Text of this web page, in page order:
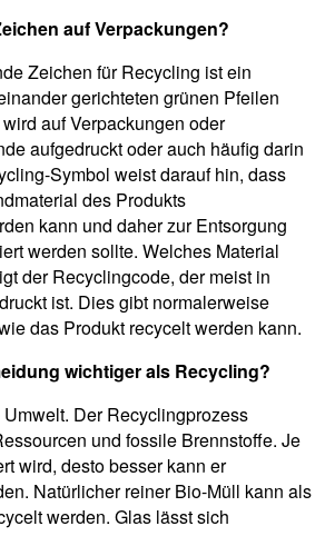
auf Verpackungen?
Zeichen für Recycling ist ein
gerichteten grünen Pfeilen
auf Verpackungen oder
aufgedruckt oder auch häufig darin
Symbol weist darauf hin, dass
des Produkts
kann und daher zur Entsorgung
werden sollte. Welches Material
der Recyclingcode, der meist in
ist. Dies gibt normalerweise
das Produkt recycelt werden kann.
wichtiger als Recycling?
Der Recyclingprozess
und fossile Brennstoffe. Je
wird, desto besser kann er
Natürlicher reiner Bio-Müll kann als
werden. Glas lässt sich